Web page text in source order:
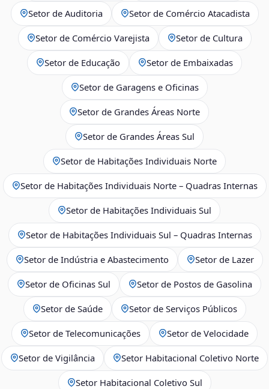
Setor de Auditoria Setor de Comércio Atacadista
Setor de Comércio Varejista Setor de Cultura
Setor de Educação Setor de Embaixadas
Setor de Garagens e Oficinas
Setor de Grandes Áreas Norte
Setor de Grandes Áreas Sul
Setor de Habitações Individuais Norte
Setor de Habitações Individuais Norte – Quadras Internas
Setor de Habitações Individuais Sul
Setor de Habitações Individuais Sul – Quadras Internas
Setor de Indústria e Abastecimento Setor de Lazer
Setor de Oficinas Sul Setor de Postos de Gasolina
Setor de Saúde Setor de Serviços Públicos
Setor de Telecomunicações Setor de Velocidade
Setor de Vigilância Setor Habitacional Coletivo Norte
Setor Habitacional Coletivo Sul